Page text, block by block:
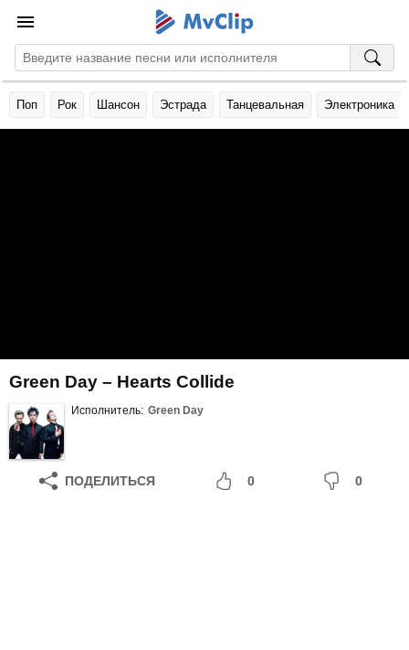
Поп Рок Шансон Эстрада Танцевальная Электроника
Green Day – Hearts Collide
Исполнитель: Green Day
ПОДЕЛИТЬСЯ 0 0